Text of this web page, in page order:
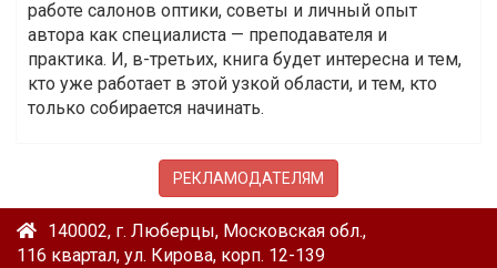
работе салонов оптики, советы и личный опыт
автора как специалиста — преподавателя и
практика. И, в-третьих, книга будет интересна и тем,
кто уже работает в этой узкой области, и тем, кто
только собирается начинать.
РЕКЛАМОДАТЕЛЯМ
140002, г. Люберцы, Московская обл.,
116 квартал, ул. Кирова, корп. 12-139